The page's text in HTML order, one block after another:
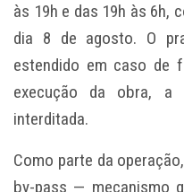
às 19h e das 19h às 6h,
dia 8 de agosto. O
estendido em caso de
execução da obra, a
interditada.
Como parte da
by-pass — mecanismo